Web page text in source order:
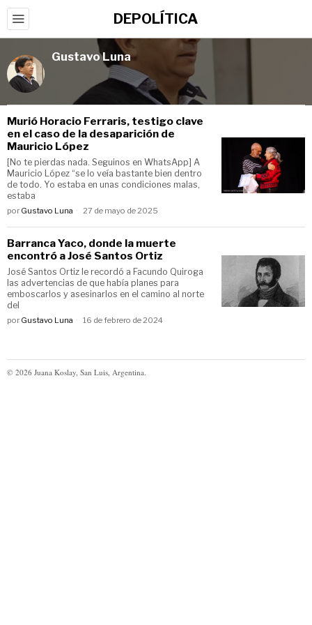
DEPOLÍTICA
Gustavo Luna
Murió Horacio Ferraris, testigo clave
en el caso de la desaparición de
Mauricio López
[No te pierdas nada. Seguinos en WhatsApp] A
Mauricio López “se lo veía bastante bien dentro
de todo. Yo estaba en unas condiciones malas,
estaba
por Gustavo Luna 27 de mayo de 2025
Barranca Yaco, donde la muerte
encontró a José Santos Ortiz
José Santos Ortiz le recordó a Facundo Quiroga
las advertencias de que había planes para
emboscarlos y asesinarlos en el camino al norte
del
por Gustavo Luna 16 de febrero de 2024
© 2026 Juana Koslay, San Luis, Argentina.